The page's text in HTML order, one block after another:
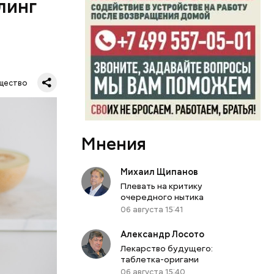
в
Мнения
Михаил Щипанов
Плевать на критику
очередного нытика
06 августа 15:41
Александр Лосото
Лекарство будущего:
таблетка-оригами
06 августа 15:40